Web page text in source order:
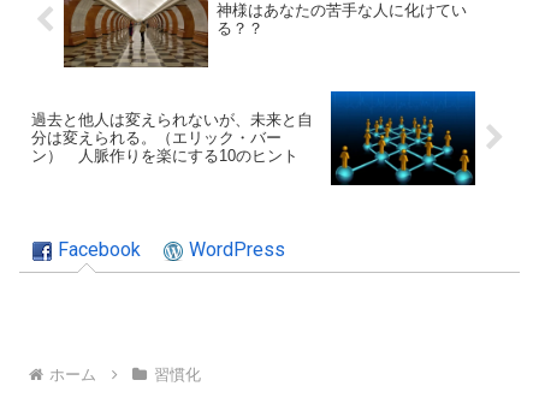
神様はあなたの苦手な人に化けてい
る？？
過去と他人は変えられないが、未来と自
分は変えられる。（エリック・バー
ン） 人脈作りを楽にする10のヒント
Facebook WordPress
ホーム 習慣化